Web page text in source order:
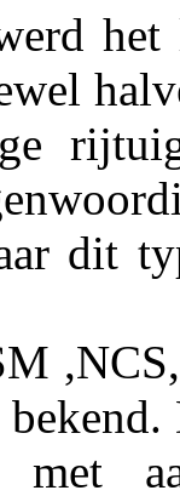
het
dit
met